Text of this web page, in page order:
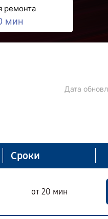
ремонта
мин
Дата
Сроки
от 20 мин